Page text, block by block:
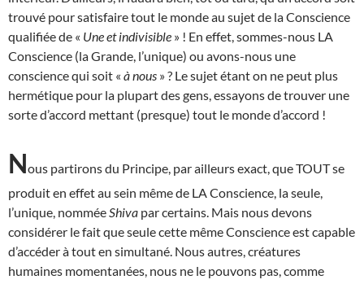
trouvé pour satisfaire tout le monde au sujet de la Conscience
qualifiée de « Une et indivisible » ! En effet, sommes-nous LA
Conscience (la Grande, l’unique) ou avons-nous une
conscience qui soit « à nous » ? Le sujet étant on ne peut plus
hermétique pour la plupart des gens, essayons de trouver une
sorte d’accord mettant (presque) tout le monde d’accord !
Nous partirons du Principe, par ailleurs exact, que TOUT se
produit en effet au sein même de LA Conscience, la seule,
l’unique, nommée Shiva par certains. Mais nous devons
considérer le fait que seule cette même Conscience est capable
d’accéder à tout en simultané. Nous autres, créatures
humaines momentanées, nous ne le pouvons pas, comme